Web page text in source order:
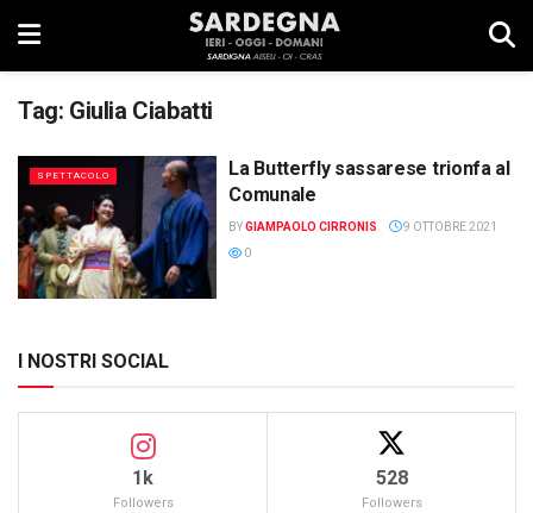
Tag: Giulia Ciabatti
SPETTACOLO
La Butterfly sassarese trionfa al
Comunale
BYGIAMPAOLO CIRRONIS
9 OTTOBRE 2021
0
I NOSTRI SOCIAL
1k
Followers
528
Followers